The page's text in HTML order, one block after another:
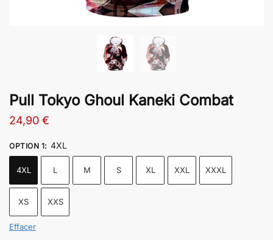
Pull Tokyo Ghoul Kaneki Combat
24,90 €
OPTION 1: 4XL
4XL L M S XL XXL XXXL
XS XXS
Effacer